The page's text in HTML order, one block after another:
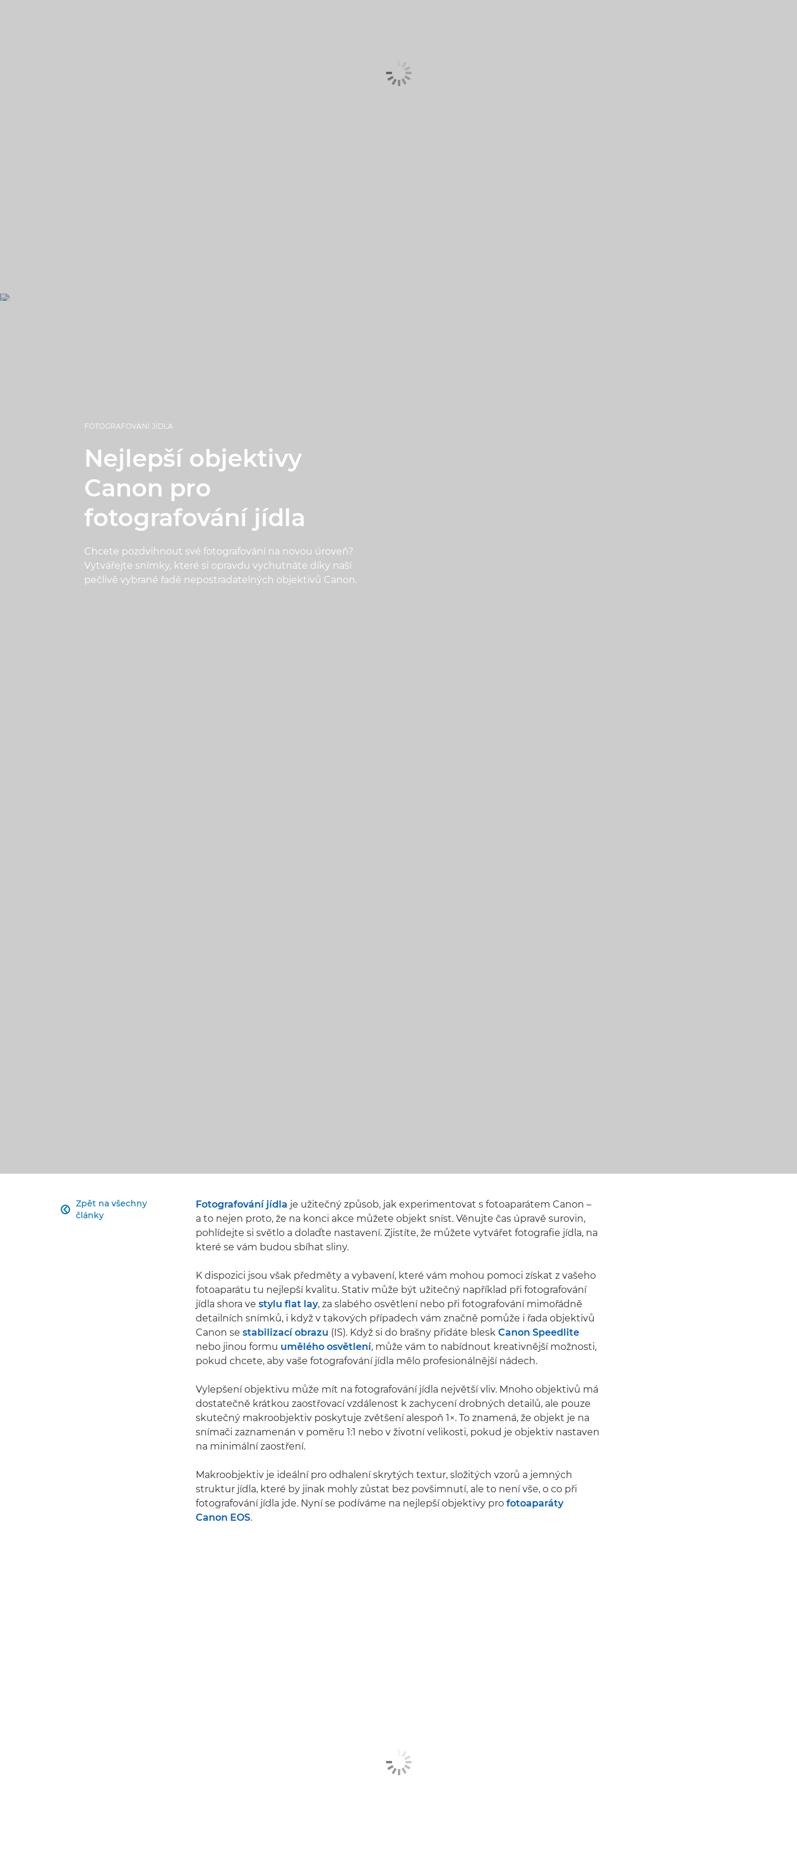
FOTOGRAFOVÁNÍ JÍDLA
Nejlepší objektivy
Canon pro
fotografování jídla
Chcete pozdvihnout své fotografování na novou úroveň?
Vytvářejte snímky, které si opravdu vychutnáte díky naší
pečlivě vybrané řadě nepostradatelných objektivů Canon.
Zpět na všechny
články
 Fotografování jídla je užitečný způsob, jak experimentovat s fotoaparátem Canon –
a to nejen proto, že na konci akce můžete objekt sníst. Věnujte čas úpravě surovin,
pohlídejte si světlo a dolaďte nastavení. Zjistíte, že můžete vytvářet fotografie jídla, na
které se vám budou sbíhat sliny.
K dispozici jsou však předměty a vybavení, které vám mohou pomoci získat z vašeho
fotoaparátu tu nejlepší kvalitu. Stativ může být užitečný například při fotografování
jídla shora ve stylu flat lay, za slabého osvětlení nebo při fotografování mimořádně
detailních snímků, i když v takových případech vám značně pomůže i řada objektivů
Canon se stabilizací obrazu (IS). Když si do brašny přidáte blesk Canon Speedlite
nebo jinou formu umělého osvětlení, může vám to nabídnout kreativnější možnosti,
pokud chcete, aby vaše fotografování jídla mělo profesionálnější nádech.
Vylepšení objektivu může mít na fotografování jídla největší vliv. Mnoho objektivů má
dostatečně krátkou zaostřovací vzdálenost k zachycení drobných detailů, ale pouze
skutečný makroobjektiv poskytuje zvětšení alespoň 1×. To znamená, že objekt je na
snímači zaznamenán v poměru 1:1 nebo v životní velikosti, pokud je objektiv nastaven
na minimální zaostření.
Makroobjektiv je ideální pro odhalení skrytých textur, složitých vzorů a jemných
struktur jídla, které by jinak mohly zůstat bez povšimnutí, ale to není vše, o co při
fotografování jídla jde. Nyní se podíváme na nejlepší objektivy pro fotoaparáty
Canon EOS.